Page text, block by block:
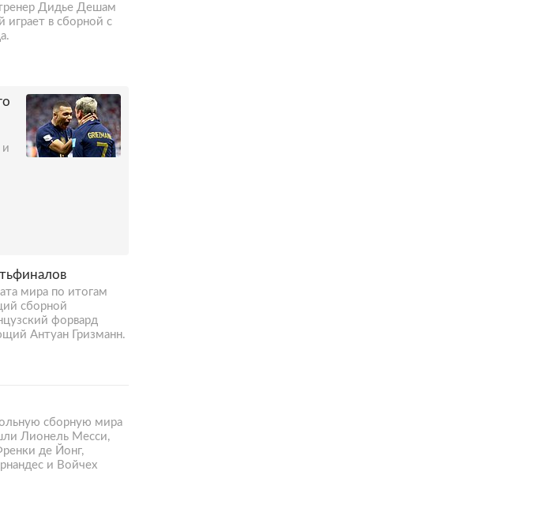
Дидье Дешам
играет в сборной с
и
мира по итогам
сборной
форвард
Антуан Гризманн.
сборную мира
Лионель Месси,
де Йонг,
и Войчех